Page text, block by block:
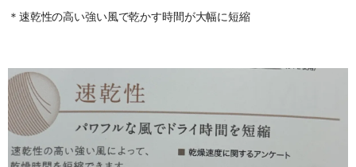
＊速乾性の高い強い風で乾かす時間が大幅に短縮